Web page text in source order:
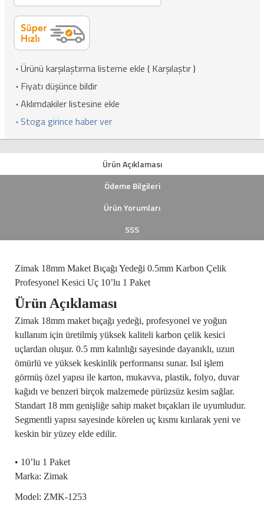
·Ürünü karşılaştırma listeme ekle ( Karşılaştır)
· Fiyatı düşünce bildir
·Aklımdakiler listesine ekle
· Stoga girince haber ver
Ürün Açıklaması
Ödeme Bilgileri
Ürün Yorumları
SSS
Zimak 18mm Maket Bıçağı Yedeği 0.5mm Karbon Çelik
Profesyonel Kesici Uç 10’lu 1 Paket
Ürün Açıklaması
Zimak 18mm maket bıçağı yedeği, profesyonel ve yoğun
kullanım için üretilmiş yüksek kaliteli karbon çelik kesici
uçlardan oluşur. 0.5 mm kalınlığı sayesinde dayanıklı, uzun
ömürlü ve yüksek keskinlik performansı sunar. Isıl işlem
görmüş özel yapısı ile karton, mukavva, plastik, folyo, duvar
kağıdı ve benzeri birçok malzemede pürüzsüz kesim sağlar.
Standart 18 mm genişliğe sahip maket bıçakları ile uyumludur.
Segmentli yapısı sayesinde körelen uç kısmı kırılarak yeni ve
keskin bir yüzey elde edilir.
• 10’lu 1 Paket
Marka: Zimak
Model: ZMK-1253